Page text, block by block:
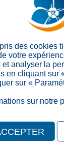
des cookies
votre
et analyser la
en cliquant sur
sur «
sur notre